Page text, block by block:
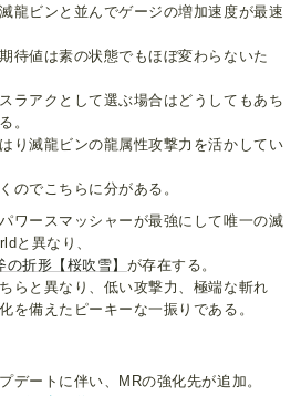
龍ビンと並んでゲージの増加速度が最速
待値は素の状態でもほぼ変わらないた
ラアクとして選ぶ場合はどうしてもあち
。
り滅龍ビンの龍属性攻撃力を活かしてい
のでこちらに分がある。
ワースマッシャーが最強にして唯一の滅
と異なり、
の折形【桜吹雪】 が存在する。
らと異なり、低い攻撃力、極端な斬れ
を備えたピーキーな一振りである。
デートに伴い、MRの強化先が追加。